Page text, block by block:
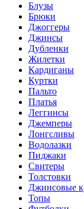
Блузы
Брюки
Джоггеры
Джинсы
Дубленки
Жилетки
Кардиганы
Куртки
Пальто
Платья
Леггинсы
Джемперы
Лонгсливы
Водолазки
Пиджаки
Свитеры
Толстовки
Джинсовые
Топы